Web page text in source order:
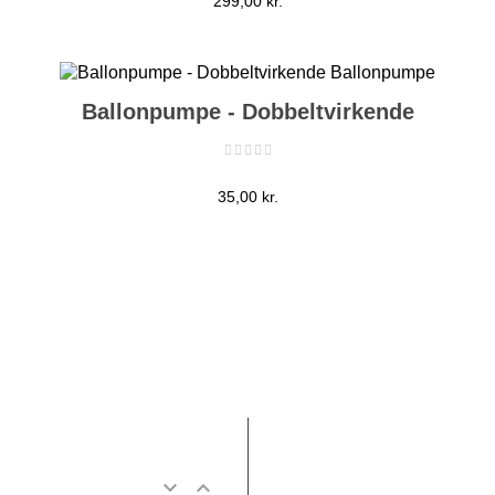
Ballonpumpe - Dobbeltvirkende
Pris
35,00 kr.
 